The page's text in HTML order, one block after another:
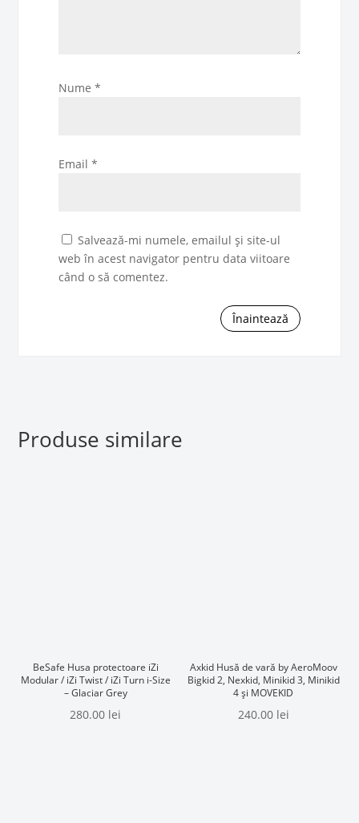
Nume*
Email*
Salvează-mi numele, emailul și site-ul
web în acest navigator pentru data viitoare
când o să comentez.
Înaintează
Produse similare
BeSafe Husa protectoare iZi
Modular / iZi Twist / iZi Turn i-Size
– Glaciar Grey
280.00 lei
Axkid Husă de vară by AeroMoov
Bigkid 2, Nexkid, Minikid 3, Minikid
4 și MOVEKID
240.00 lei